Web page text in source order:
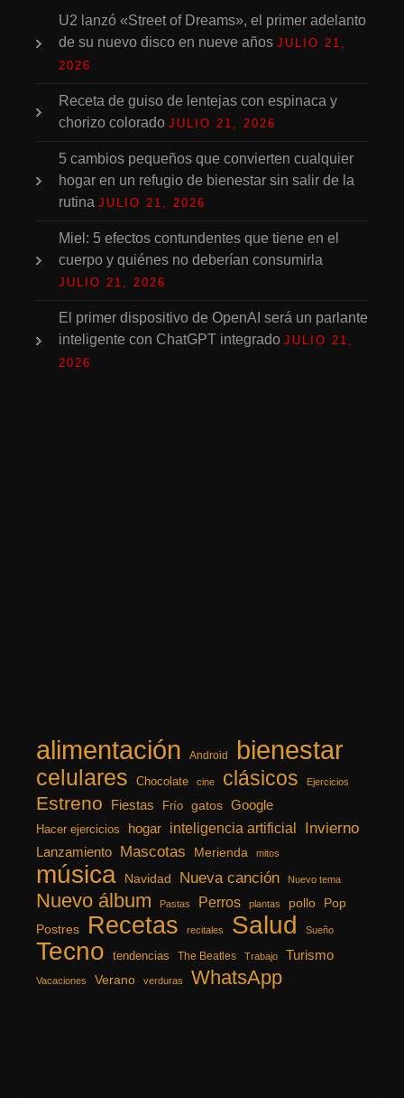
U2 lanzó «Street of Dreams», el primer adelanto
de su nuevo disco en nueve años JULIO 21,
2026
Receta de guiso de lentejas con espinaca y
chorizo colorado JULIO 21, 2026
5 cambios pequeños que convierten cualquier
hogar en un refugio de bienestar sin salir de la
rutina JULIO 21, 2026
Miel: 5 efectos contundentes que tiene en el
cuerpo y quiénes no deberían consumirla
JULIO 21, 2026
El primer dispositivo de OpenAI será un parlante
inteligente con ChatGPT integrado JULIO 21,
2026
alimentación Android bienestar
celulares Chocolate cine clásicos Ejercicios
Estreno Fiestas Frío gatos Google
Hacer ejercicios hogar inteligencia artificial Invierno
Lanzamiento Mascotas Merienda mitos
música Navidad Nueva canción Nuevo tema
Nuevo álbum Pastas Perros plantas pollo
Pop
Postres
Recetas recitales Salud Sueño
Tecno tendencias The Beatles Trabajo Turismo
Vacaciones Verano verduras WhatsApp